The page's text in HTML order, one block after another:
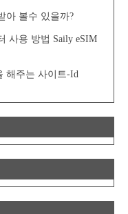
아 볼수 있을까?
사용 방법 Saily eSIM
해주는 사이트-Id